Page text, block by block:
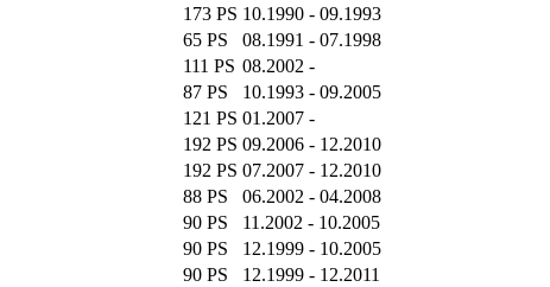
173 PS 10.1990 - 09.1993
65 PS
08.1991 - 07.1998
111 PS 08.2002 -
87 PS
10.1993 - 09.2005
121 PS 01.2007 -
192 PS 09.2006 - 12.2010
192 PS 07.2007 - 12.2010
88 PS
06.2002 - 04.2008
90 PS
11.2002 - 10.2005
90 PS
12.1999 - 10.2005
90 PS
12.1999 - 12.2011